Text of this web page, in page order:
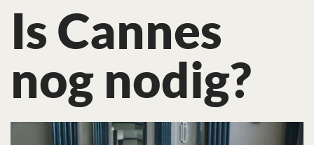
Is Cannes
nog nodig?